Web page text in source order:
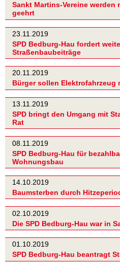
Sankt Martins-Vereine werden
geehrt
23.11.2019
SPD Bedburg-Hau fordert
Straßenbaubeiträge
20.11.2019
Bürger sollen Elektrofahrzeug
13.11.2019
SPD bringt den Umgang mit
Rat
08.11.2019
SPD Bedburg-Hau für
Wohnungsbau
14.10.2019
Baumsterben durch
02.10.2019
Die SPD Bedburg-Hau war in
01.10.2019
SPD Bedburg-Hau beantragt